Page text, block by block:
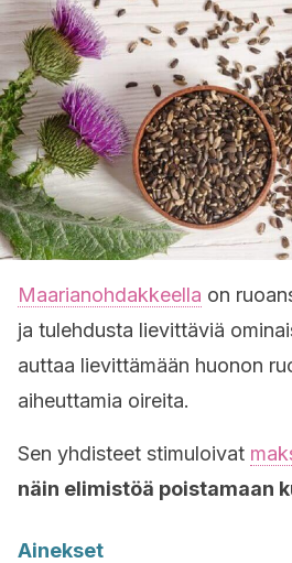
Maarianohdakkeella on
ja tulehdusta lievittäviä
auttaa lievittämään huonon
aiheuttamia oireita.
Sen yhdisteet stimuloivat
näin elimistöä poistamaan
Ainekset